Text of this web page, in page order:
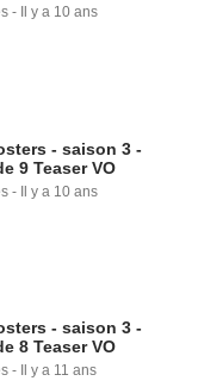
- Il y a 10 ans
- saison 3 -
9 Teaser VO
- Il y a 10 ans
- saison 3 -
8 Teaser VO
- Il y a 11 ans